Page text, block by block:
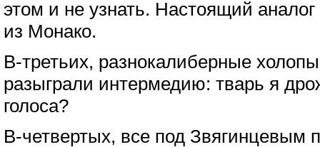
этом и не узнать. Настоящий
из Монако.
В-третьих, разнокалиберные
разыграли интермедию: тварь я
голоса?
В-четвертых, все под Звягинцевым